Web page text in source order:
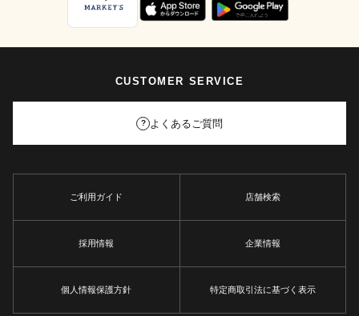
CUSTOMER SERVICE
? よくあるご質問
ご利用ガイド 店舗検索
採用情報 企業情報
個人情報保護方針 特定商取引法に基づく表示